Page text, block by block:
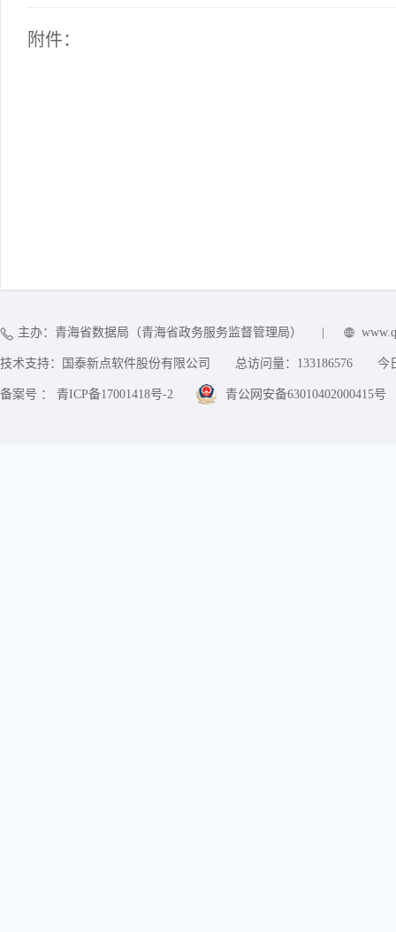
附件：
主办：青海省数据局（青海省政务服务监督管理局）
技术支持：国泰新点软件股份有限公司 总访问量： 133186576 今
备案号 ： 青ICP备17001418号-2 青公网安备63010402000415号